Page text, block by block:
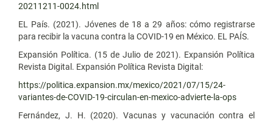
20211211-0024.html
EL País. (2021). Jóvenes de 18 a 29 años: cómo registrarse
para recibir la vacuna contra la COVID-19 en México. EL PAÍS.
Expansión Política. (15 de Julio de 2021). Expansión Política
Revista Digital. Expansión Política Revista Digital:
https://politica.expansion.mx/mexico/2021/07/15/24-
variantes-de-COVID-19-circulan-en-mexico-advierte-la-ops
Fernández, J. H. (2020). Vacunas y vacunación contra el